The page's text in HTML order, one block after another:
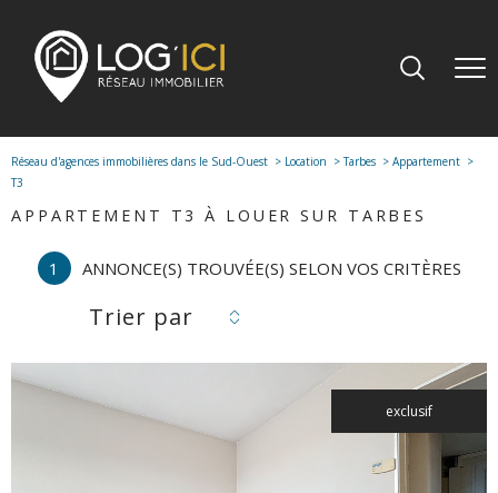
Réseau d'agences immobilières dans le Sud-Ouest Location Tarbes
Appartement
T3
APPARTEMENT T3 À LOUER SUR TARBES
1 ANNONCE(S) TROUVÉE(S) SELON VOS CRITÈRES
Trier par
exclusif